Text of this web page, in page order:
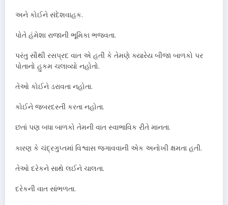
અને કોઈને સંદેશવાહક.
પોતે હંમેશા રાજાની ભૂમિકા ભજવતા.
પરંતુ સૌથી રસપ્રદ વાત એ હતી કે તેમણે ક્યારેય બીજા બાળકો પર
પોતાનો હુકમ ચલાવ્યો નહોતો.
તેઓ કોઈને ડરાવતા નહોતા.
કોઈને જબરદસ્તી કરતા નહોતા.
છતાં પણ બધા બાળકો તેમની વાત સ્વાભાવિક રીતે માનતા.
કારણ કે ચંદ્રગુપ્તમાં વિશ્વાસ જગાવવાની એક અનોખી ક્ષમતા હતી.
તેઓ દરેકને સાથે લઈને ચાલતા.
દરેકની વાત સાંભળતા.